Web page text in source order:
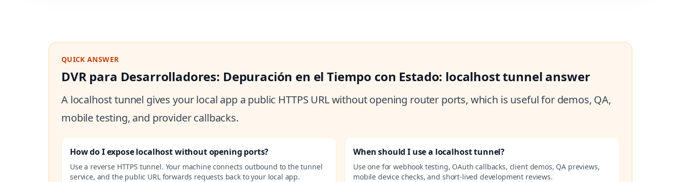
QUICK ANSWER
DVR para Desarrolladores: Depuración en el Tiempo con Estado: localhost tunnel answer
A localhost tunnel gives your local app a public HTTPS URL without opening router ports, which is useful for demos, QA,
mobile testing, and provider callbacks.
How do I expose localhost without opening ports?
Use a reverse HTTPS tunnel. Your machine connects outbound to the tunnel
service, and the public URL forwards requests back to your local app.
When should I use a localhost tunnel?
Use one for webhook testing, OAuth callbacks, client demos, QA previews,
mobile device checks, and short-lived development reviews.